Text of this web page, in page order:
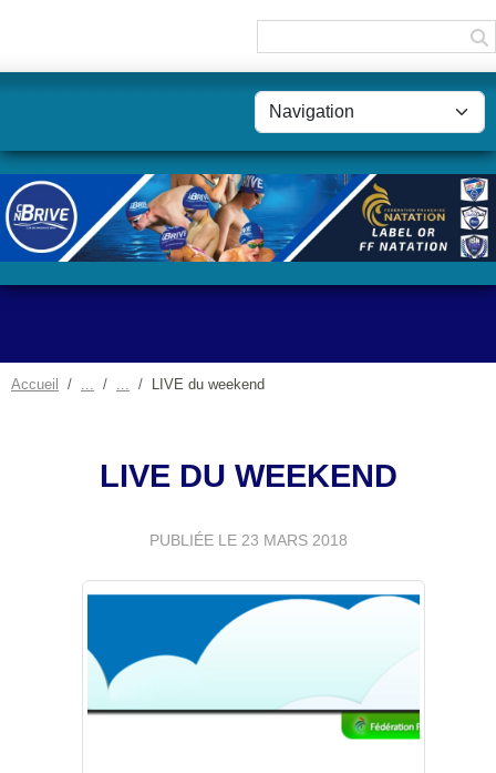
Accueil LIVE du weekend
LIVE DU WEEKEND
PUBLIÉE LE 23 MARS 2018